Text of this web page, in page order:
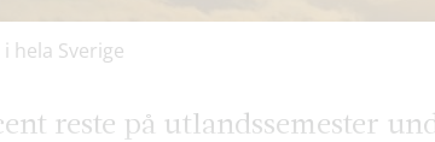
hela Sverige
reste på utlandssemester